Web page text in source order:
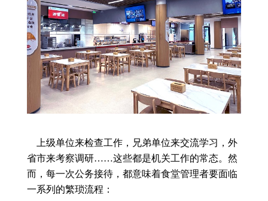
上级单位来检查工作，兄弟单位来交流学习，外
省市来考察调研……这些都是机关工作的常态。然
而，每一次公务接待，都意味着食堂管理者要面临
一系列的繁琐流程：